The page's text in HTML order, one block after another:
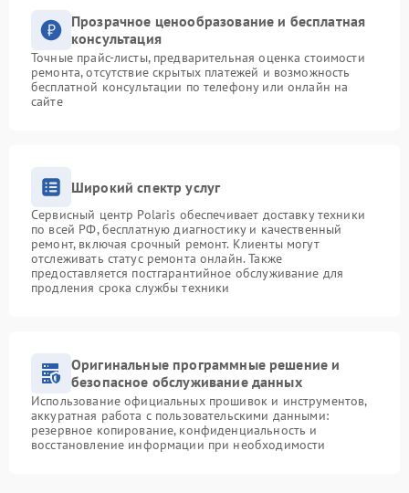
Прозрачное ценообразование и бесплатная
консультация
Точные прайс-листы, предварительная оценка стоимости
ремонта, отсутствие скрытых платежей и возможность
бесплатной консультации по телефону или онлайн на
сайте
Широкий спектр услуг
Сервисный центр Polaris обеспечивает доставку техники
по всей РФ, бесплатную диагностику и качественный
ремонт, включая срочный ремонт. Клиенты могут
отслеживать статус ремонта онлайн. Также
предоставляется постгарантийное обслуживание для
продления срока службы техники
Оригинальные программные решение и
безопасное обслуживание данных
Использование официальных прошивок и инструментов,
аккуратная работа с пользовательскими данными:
резервное копирование, конфиденциальность и
восстановление информации при необходимости